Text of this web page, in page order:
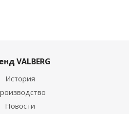
VALBERG
История
Новости